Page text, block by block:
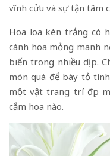
vĩnh cửu và sự tận tâm
Hoa loa kèn trắng có
cánh hoa mỏng manh
biến trong nhiều dịp.
món quà để bày tỏ
một vật trang trí đẹp
cắm hoa nào.